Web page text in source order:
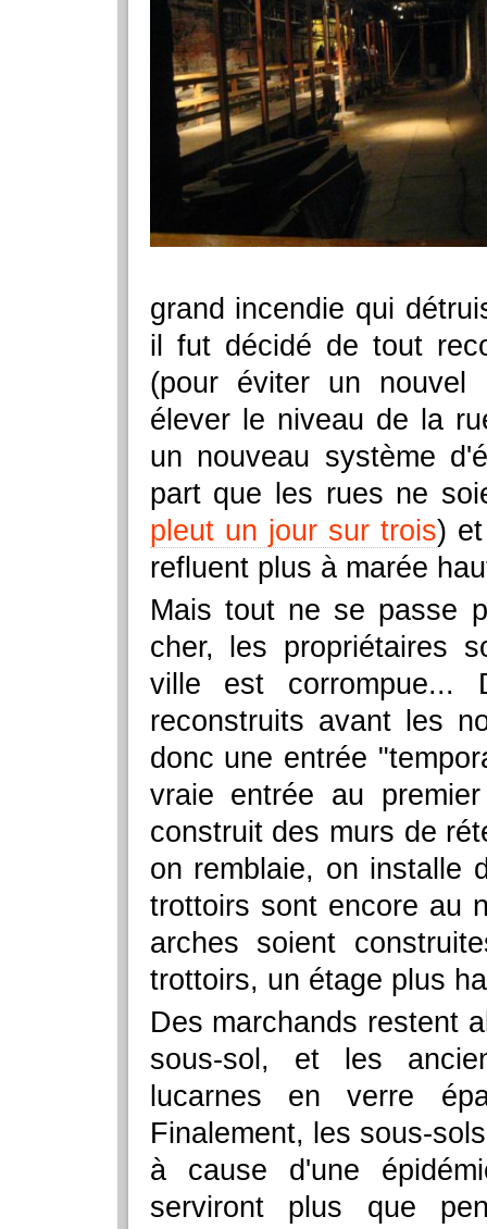
grand incendie qui
il fut décidé de tout
(pour éviter un nouvel
élever le niveau de la
un nouveau système
part que les rues ne
pleut un jour sur trois)
refluent plus à marée
Mais tout ne se passe
cher, les propriétaires
ville est corrompue...
reconstruits avant les
donc une entrée
vraie entrée au
construit des murs de
on remblaie, on installe
trottoirs sont encore au
arches soient
trottoirs, un étage plus
Des marchands restent
sous-sol, et les
lucarnes en verre
Finalement, les sous-
à cause d'une
serviront plus que